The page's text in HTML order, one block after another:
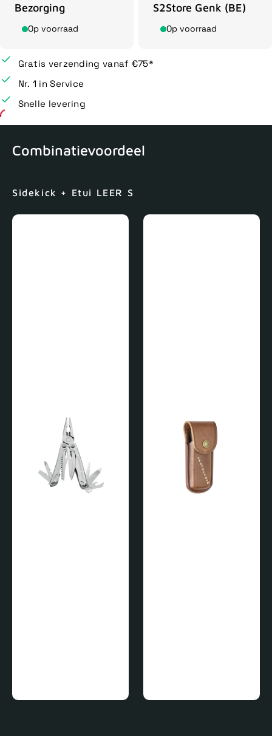
Bezorging
Op voorraad
S2Store Genk (BE)
Op voorraad
Gratis verzending vanaf €75*
Nr. 1 in Service
Snelle levering
Combinatievoordeel
Sidekick + Etui LEER S